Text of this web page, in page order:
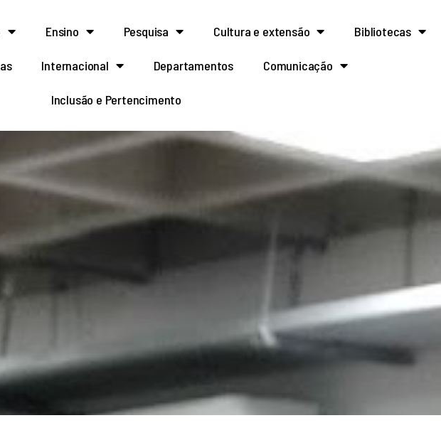
Ensino Pesquisa Cultura e extensão Bibliotecas
Internacional Departamentos Comunicação
Inclusão e Pertencimento